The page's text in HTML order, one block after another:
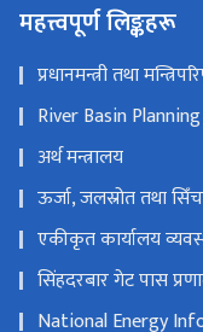
महत्त्वपूर्ण लिङ्कहरू
प्रधानमन्त्री तथा
River Basin
अर्थ मन्त्रालय
ऊर्जा, जलस्रोत तथा
एकीकृत कार्यालय
सिंहदरबार गेट पास
National Energy